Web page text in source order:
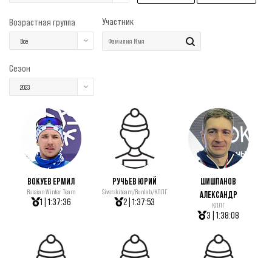
Возрастная группа
Все
Участник
Сезон
2023
ВОКУЕВ ЕРМИЛ
Russian Winter Team
1 | 1:37:36
РУЧЬЕВ ЮРИЙ
Siverskiteam/Runlab/КЛЛГ
2 | 1:37:53
ШИШПАНОВ
АЛЕКСАНДР
КЛЛГ
3 | 1:38:08